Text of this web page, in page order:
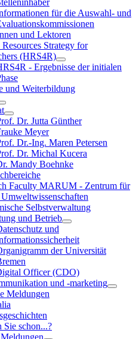
für die Auswahl- und
und Lektoren
Strategy for
(HRS4R)
- Ergebnisse der initialen
und Weiterbildung
Dr. Jutta Günther
Meyer
Dr.-Ing. Maren Petersen
Dr. Michal Kucera
Mandy Boehnke
Faculty MARUM - Zentrum für
Selbstverwaltung
und Betrieb
und
der Universität
Officer (CDO)
und -marketing
Meldungen
Sie schon...?